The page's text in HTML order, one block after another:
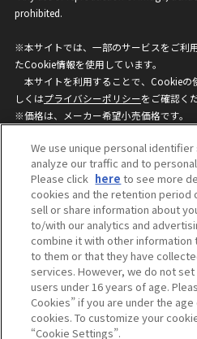
prohibited.
※本サイトでは、一部のサービスをご利
たCookie情報を使用しています。
本サイトを利用することで、Cookieの
しくはプライバシーポリシーをご確認く
※価格は、メーカー希望小売価格です。
ざいますのでご了承ください。
privacypolicy
ウェブサイトご利用条件
個人情報保護方針
©BANDAI
We use unique personal
analyze our traffic and to
Please click here to see more
cookies and the retention period
sell or share information about
to/with our analytics and
combine it with other information
to them or that they have
services. However, we do not
users under 16 years of age.
Cookies” if you are under the
cookies. To customize your
“Cookie Settings”.